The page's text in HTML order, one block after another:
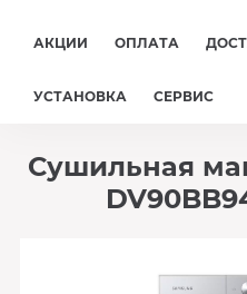
АКЦИИ ОПЛАТА
УСТАНОВКА СЕРВИС
Сушильная